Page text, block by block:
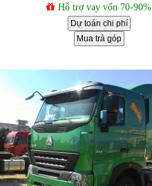
Hỗ trợ vay vốn 70-90%
Dự toán chi phí
Mua trả góp